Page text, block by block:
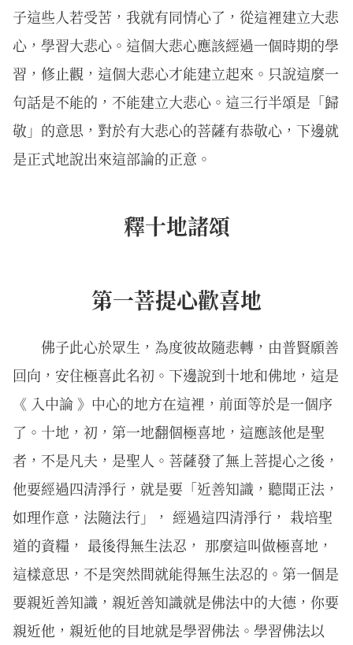
子這些人若受苦，我就有同情心了，從這裡建立大悲
心，學習大悲心。這個大悲心應該經過一個時期的學
習，修止觀，這個大悲心才能建立起來。只說這麼一
句話是不能的，不能建立大悲心。這三行半頌是「歸
敬」的意思，對於有大悲心的菩薩有恭敬心，下邊就
是正式地說出來這部論的正意。
釋十地諸頌
第一菩提心歡喜地
佛⼦此⼼於眾⽣，為度彼故隨悲轉，由普賢願善
回向，安住極喜此名初。下邊說到十地和佛地，這是
《 入中論 》中心的地方在這裡，前面等於是一個序
了。十地，初，第一地翻個極喜地，這應該他是聖
者，不是凡夫，是聖人。菩薩發了無上菩提心之後，
他要經過四清淨行，就是要「近善知識，聽聞正法，
如理作意，法隨法行」， 經過這四清淨行， 栽培聖
道的資糧， 最後得無生法忍， 那麼這叫做極喜地，
這樣意思，不是突然間就能得無生法忍的。第一個是
要親近善知識，親近善知識就是佛法中的大德，你要
親近他，親近他的目地就是學習佛法。學習佛法以